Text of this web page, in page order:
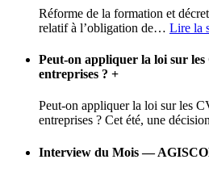
Réforme de la formation et
relatif à l’obligation de… Lire la
Peut-on appliquer la loi sur les
entreprises ? +
Peut-on appliquer la loi sur les
entreprises ? Cet été, une décision
Interview du Mois —